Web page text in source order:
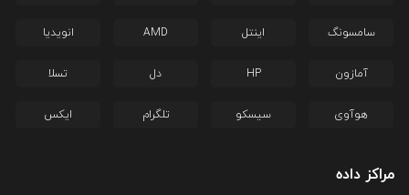
سامسونگ اینتل AMD انویدیا
آمازون HP دل تسلا
هوآوی سیسکو تلگرام ایکس
مراکز داده